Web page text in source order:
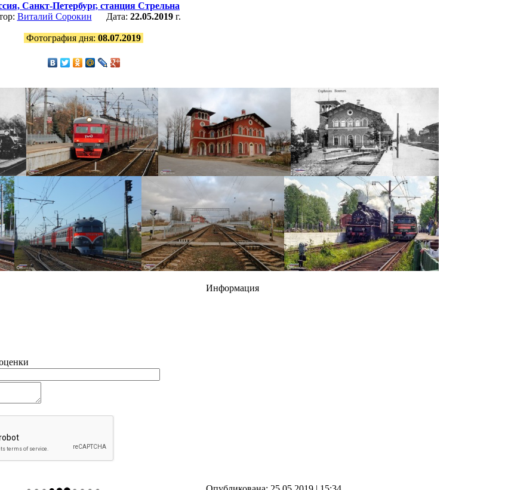
Санкт-Петербург, станция Стрельна
Виталий Сорокин Дата: 22.05.2019г.
Фотография дня: 08.07.2019
Информация